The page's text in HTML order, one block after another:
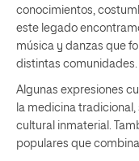
conocimientos,
este legado
música y danzas que
distintas comunidades.
Algunas expresiones
la medicina
cultural inmaterial.
populares que